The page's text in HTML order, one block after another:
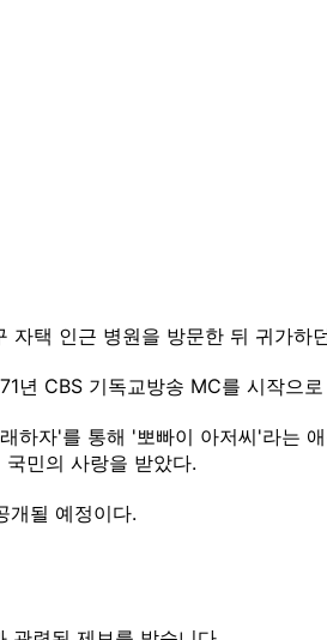
자택 인근 병원을 방문한 뒤 귀가
년 CBS 기독교방송 MC를 시작으
하자'를 통해 '뽀빠이 아저씨'라는
민의 사랑을 받았다.
개될 예정이다.